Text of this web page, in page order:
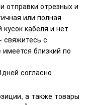
отправки отрезных и
или полная
кабеля и нет
свяжитесь с
близкий по
согласно
а также товары